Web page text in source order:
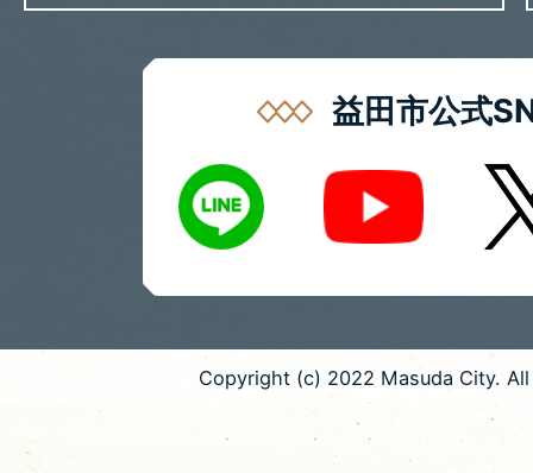
益田市公式
LINE
Youtube X
Copyright (c) 2022 Masuda City.